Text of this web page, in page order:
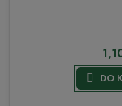

DO